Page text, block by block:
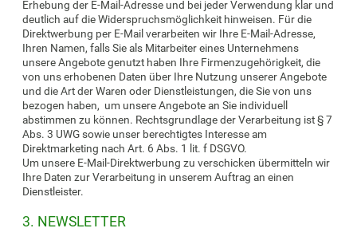
Erhebung der E-Mail-Adresse und bei jeder Verwendung klar und
deutlich auf die Widerspruchsmöglichkeit hinweisen. Für die
Direktwerbung per E-Mail verarbeiten wir Ihre E-Mail-Adresse,
Ihren Namen, falls Sie als Mitarbeiter eines Unternehmens
unsere Angebote genutzt haben Ihre Firmenzugehörigkeit, die
von uns erhobenen Daten über Ihre Nutzung unserer Angebote
und die Art der Waren oder Dienstleistungen, die Sie von uns
bezogen haben, um unsere Angebote an Sie individuell
abstimmen zu können. Rechtsgrundlage der Verarbeitung ist § 7
Abs. 3 UWG sowie unser berechtigtes Interesse am
Direktmarketing nach Art. 6 Abs. 1 lit. f DSGVO.
Um unsere E-Mail-Direktwerbung zu verschicken übermitteln wir
Ihre Daten zur Verarbeitung in unserem Auftrag an einen
Dienstleister.
3. NEWSLETTER